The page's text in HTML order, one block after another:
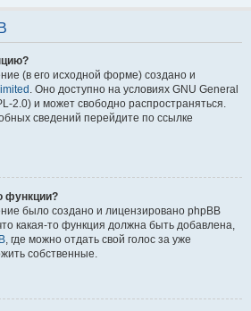
(в его исходной форме) создано и
. Оно доступно на условиях GNU General
2.0) и может свободно распространяться.
сведений перейдите по ссылке
функции?
было создано и лицензировано phpBB
какая-то функция должна быть добавлена,
, где можно отдать свой голос за уже
собственные.